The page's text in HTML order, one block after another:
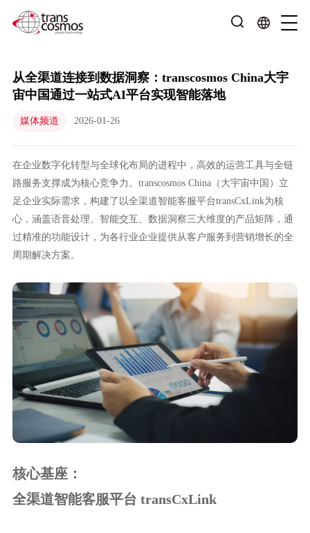
从全渠道连接到数据洞察：transcosmos China大宇
宙中国通过一站式AI平台实现智能落地
媒体频道 2026-01-26
在企业数字化转型与全球化布局的进程中，高效的运营工具与全链
路服务支撑成为核心竞争力。transcosmos China（大宇宙中国）立
足企业实际需求，构建了以全渠道智能客服平台transCxLink为核
心，涵盖语音处理、智能交互、数据洞察三大维度的产品矩阵，通
过精准的功能设计，为各行业企业提供从客户服务到营销增长的全
周期解决方案。
核心基座：
全渠道智能客服平台 transCxLink